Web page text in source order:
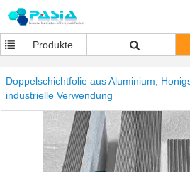
Produkte
Doppelschichtfolie aus Aluminium,
industrielle Verwendung